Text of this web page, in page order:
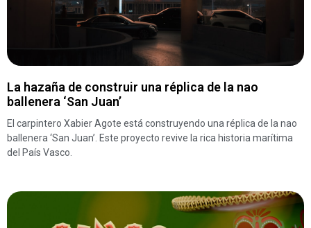
La hazaña de construir una réplica de la nao
ballenera ‘San Juan’
El carpintero Xabier Agote está construyendo una réplica de la nao
ballenera ‘San Juan’. Este proyecto revive la rica historia marítima
del País Vasco.